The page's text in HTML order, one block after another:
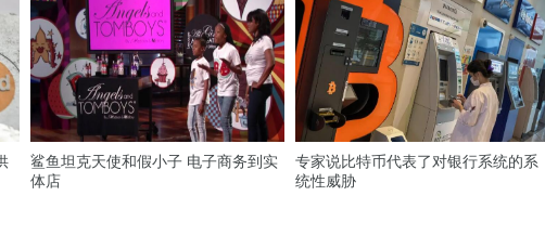
鲨鱼坦克天使和假小子 电子商务到实
体店
专家说比特币代表了对银行系统的系
统性威胁